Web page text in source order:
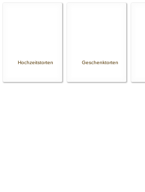
Hochzeitstorten Geschenktorten